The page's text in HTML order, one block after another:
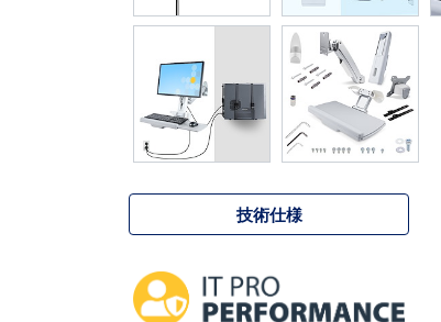
技術仕様